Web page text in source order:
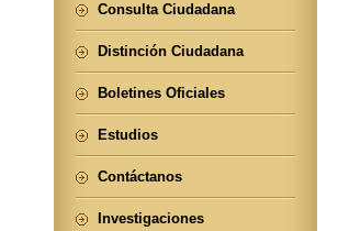
Consulta Ciudadana
Distinción Ciudadana
Boletines Oficiales
Estudios
Contáctanos
Investigaciones